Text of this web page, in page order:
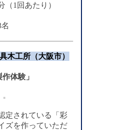
（1回あたり）
木工所（大阪市）
体験」
定されている「彩
ズを作っていただ